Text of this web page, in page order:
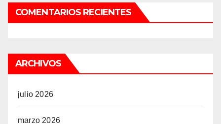
COMENTARIOS RECIENTES
ARCHIVOS
julio 2026
marzo 2026